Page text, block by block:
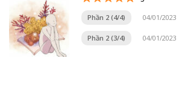
Phần 2 (4/4) 04/01/2023
Phần 2 (3/4) 04/01/2023